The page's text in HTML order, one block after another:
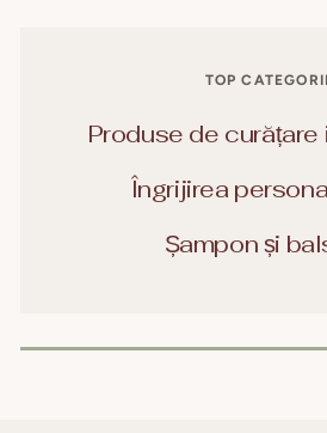
TOP CATEGORII
Produse de curățare
Îngrijirea
Șampon și